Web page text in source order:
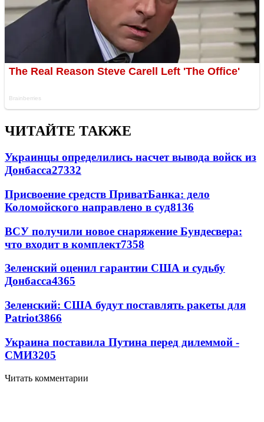
ЧИТАЙТЕ ТАКЖЕ
Украинцы определились насчет вывода войск из
Донбасса27332
Присвоение средств ПриватБанка: дело
Коломойского направлено в суд8136
ВСУ получили новое снаряжение Бундесвера:
что входит в комплект7358
Зеленский оценил гарантии США и судьбу
Донбасса4365
Зеленский: США будут поставлять ракеты для
Patriot3866
Украина поставила Путина перед дилеммой -
СМИ3205
Читать комментарии